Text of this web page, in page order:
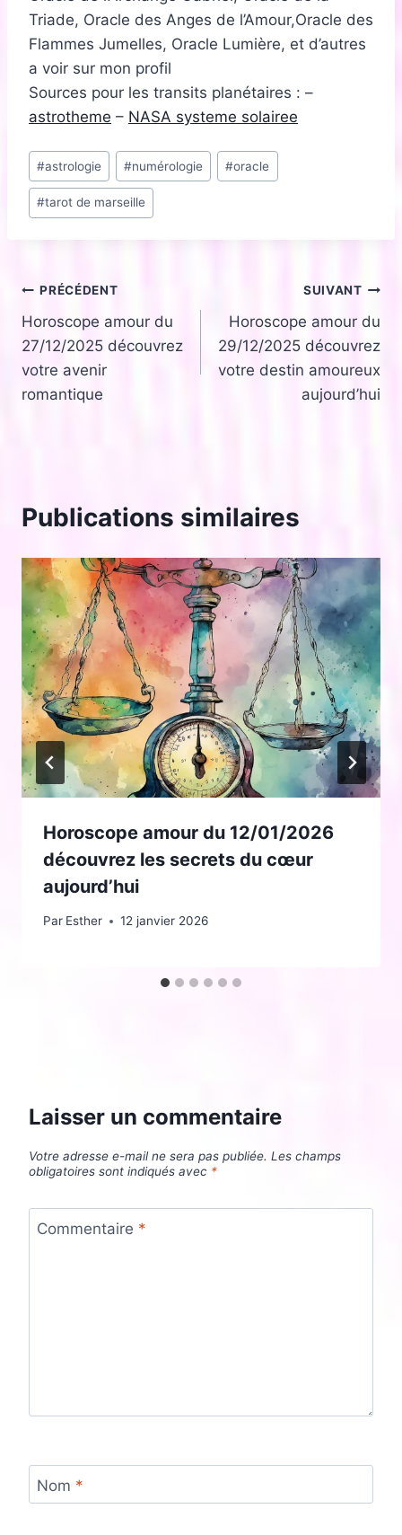
Triade, Oracle des Anges de l’Amour,Oracle des
Flammes Jumelles, Oracle Lumière, et d’autres
a voir sur mon profil
Sources pour les transits planétaires : –
astrotheme – NASA systeme solairee
Étiquettes
de
la
#astrologie #numérologie #oracle
#tarot de marseille
Navigation
de
l’article
PRÉCÉDENT
Horoscope amour du
27/12/2025 découvrez
votre avenir
romantique
SUIVANT
Horoscope amour du
29/12/2025 découvrez
votre destin amoureux
aujourd’hui
Publications similaires
Horoscope amour du 12/01/2026
découvrez les secrets du cœur
aujourd’hui
Par Esther 12 janvier 2026
Laisser un commentaire
Votre adresse e-mail ne sera pas publiée. Les champs
obligatoires sont indiqués avec *
Commentaire *
Nom *